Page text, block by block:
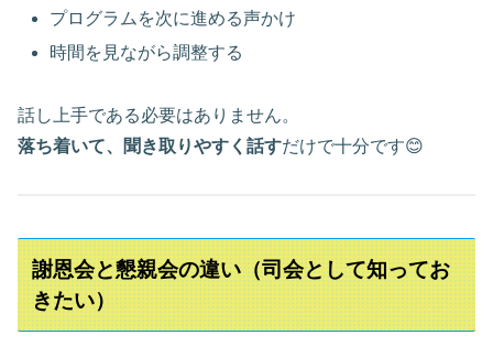
プログラムを次に進める声かけ
時間を見ながら調整する
話し上手である必要はありません。
落ち着いて、聞き取りやすく話すだけで十分です😊
謝恩会と懇親会の違い（司会として知ってお
きたい）